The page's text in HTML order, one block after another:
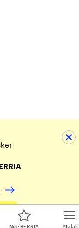
Atalak
Nire BERRIA